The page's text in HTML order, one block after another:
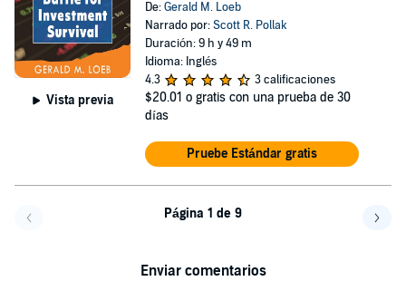
Vista previa
De:Gerald M. Loeb
Narrado por:Scott R. Pollak
Duración: 9 h y 49 m
Idioma: Inglés
4.3
3 calificaciones
$20.01 o gratis con una prueba de 30
días
Pruebe Estándar gratis
Página 1 de 9
Enviar comentarios